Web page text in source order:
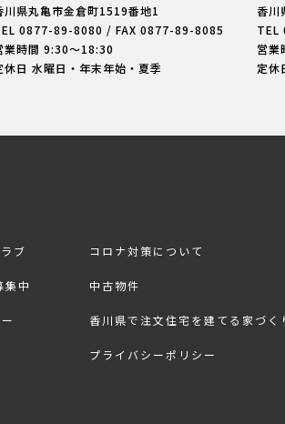
川県丸亀市金倉町1519番地1
0877-89-8080 / FAX 0877-89-8085
業時間 9:30〜18:30
休日 水曜日・年末年始・夏季
香川
TEL
営業
定休
ブ
集中
コロナ対策について
中古物件
香川県で注文住宅を建てる家づく
プライバシーポリシー